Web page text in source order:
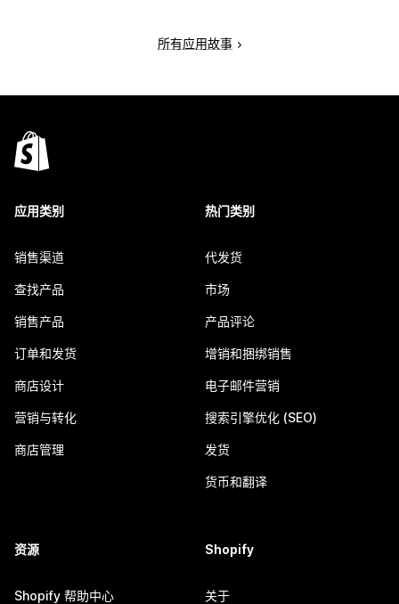
所有应用故事
应用类别
销售渠道
查找产品
销售产品
订单和发货
商店设计
营销与转化
商店管理
热门类别
代发货
市场
产品评论
增销和捆绑销售
电子邮件营销
搜索引擎优化 (SEO)
发货
货币和翻译
资源
Shopify 帮助中心
Shopify
关于